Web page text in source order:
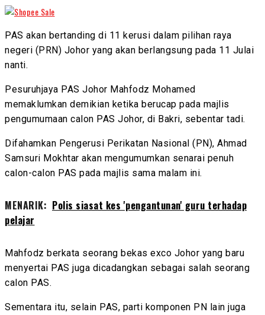
PAS akan bertanding di 11 kerusi dalam pilihan raya
negeri (PRN) Johor yang akan berlangsung pada 11 Julai
nanti.
Pesuruhjaya PAS Johor Mahfodz Mohamed
memaklumkan demikian ketika berucap pada majlis
pengumumaan calon PAS Johor, di Bakri, sebentar tadi.
Difahamkan Pengerusi Perikatan Nasional (PN), Ahmad
Samsuri Mokhtar akan mengumumkan senarai penuh
calon-calon PAS pada majlis sama malam ini.
MENARIK: Polis siasat kes 'pengantunan' guru terhadap
pelajar
Mahfodz berkata seorang bekas exco Johor yang baru
menyertai PAS juga dicadangkan sebagai salah seorang
calon PAS.
Sementara itu, selain PAS, parti komponen PN lain juga